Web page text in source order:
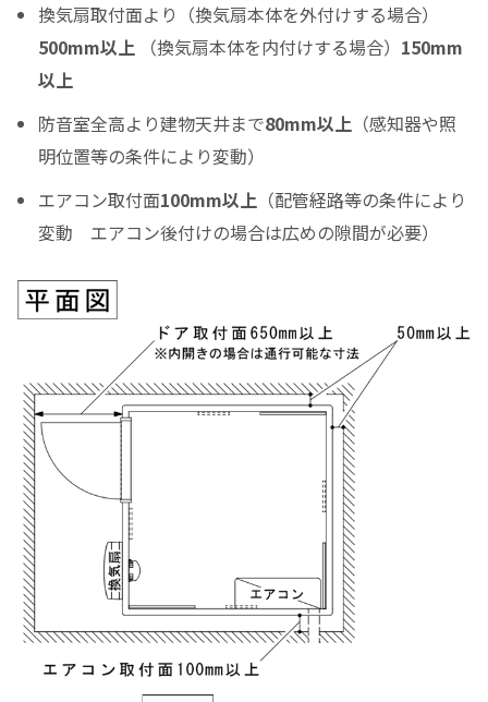
0
ボーナス月の加算（上乗せ）金額をスライドして下さい（1万円単位）
シュミレーション結果
月々のお支払金額
（初回月のみ）お支払金額
実質年率%
Please enter the security code
3 + 1 =
換気扇取付面より（換気扇本体を外付けする場合）
500mm以上 （換気扇本体を内付けする場合） 150mm
以上
防音室全高より建物天井まで80mm以上 （感知器や照
明位置等の条件により変動）
エアコン取付面100mm以上 （配管経路等の条件により
変動 エアコン後付けの場合は広めの隙間が必要）